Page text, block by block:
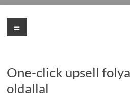
to
contentIndulj
a
SalesAutopilottal!
Menu
One-click upsell
oldallal